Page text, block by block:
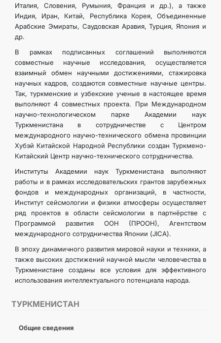
ТУРКМЕНИСТАН
Общие сведения
Италия, Словения, Румыния, Франция и др.), а также
Индия, Иран, Китай, Республика Корея, Объединенные
Арабские Эмираты, Саудовская Аравия, Турция, Япония и
др.
В рамках подписанных соглашений выполняются
совместные научные исследования, осуществляется
взаимный обмен научными достижениями, стажировка
научных кадров, создаются совместные научные центры.
Так, туркменские и узбекские ученые в настоящее время
выполняют 4 совместных проекта. При Международном
научно-технологическом парке Академии наук
Туркменистана в сотрудничестве с Центром
международного научно-технического обмена провинции
Хубэй Китайской Народной Республики создан Туркмено-
Китайский Центр научно-технического сотрудничества.
Институты Академии наук Туркменистана выполняют
работы и в рамках исследовательских грантов зарубежных
фондов и международных организаций, в частности,
Институт сейсмологии и физики атмосферы осуществляет
ряд проектов в области сейсмологии в партнёрстве с
Программой развития ООН (ПРООН), Агентством
международного сотрудничества Японии (JICA).
В эпоху динамичного развития мировой науки и техники, а
также высоких достижений научной мысли человечества в
Туркменистане созданы все условия для эффективного
использования интеллектуального потенциала народа.